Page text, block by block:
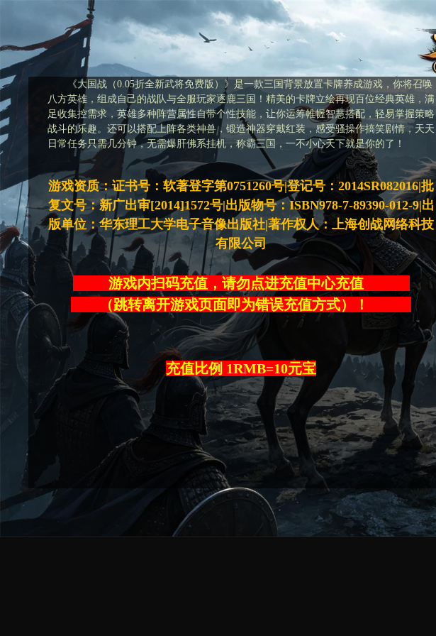
《大国战（0.05折全新武将免费版）》是一款三国背景放置卡牌养成游戏，你将召唤
八方英雄，组成自己的战队与全服玩家逐鹿三国！精美的卡牌立绘再现百位经典英雄，满
足收集控需求，英雄多种阵营属性自带个性技能，让你运筹帷幄智慧搭配，轻易掌握策略
战斗的乐趣。还可以搭配上阵各类神兽，锻造神器穿戴红装，感受骚操作搞笑剧情，天天
日常任务只需几分钟，无需爆肝佛系挂机，称霸三国，一不小心天下就是你的了！
游戏资质：证书号：软著登字第0751260号|登记号：2014SR082016|批
复文号：新广出审[2014]1572号|出版物号：ISBN978-7-89390-012-9|出
版单位：华东理工大学电子音像出版社|著作权人：上海创战网络科技
有限公司
游戏内扫码充值，请勿点进充值中心充值
（跳转离开游戏页面即为错误充值方式）！
充值比例 1RMB=10元宝